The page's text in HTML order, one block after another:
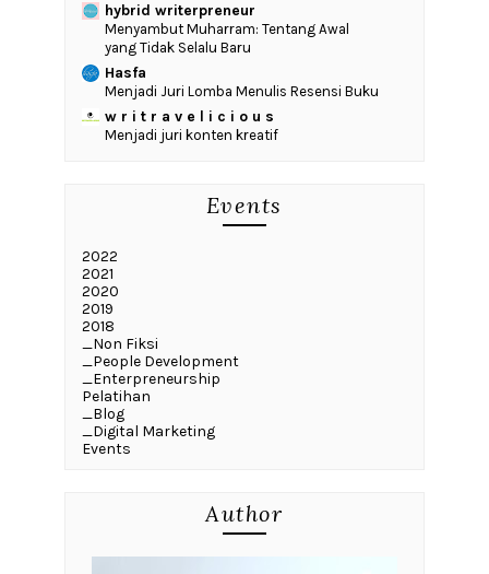
hybrid writerpreneur
Menyambut Muharram: Tentang Awal
yang Tidak Selalu Baru
Hasfa
Menjadi Juri Lomba Menulis Resensi Buku
w r i t r a v e l i c i o u s
Menjadi juri konten kreatif
Events
2022
2021
2020
2019
2018
_Non Fiksi
_People Development
_Enterpreneurship
Pelatihan
_Blog
_Digital Marketing
Events
Author